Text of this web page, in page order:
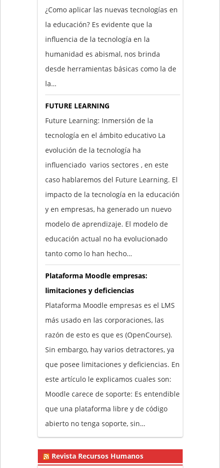
¿Como aplicar las nuevas tecnologías en
la educación? Es evidente que la
influencia de la tecnología en la
humanidad es abismal, nos brinda
desde herramientas básicas como la de
la…
FUTURE LEARNING
Future Learning: Inmersión de la
tecnología en el ámbito educativo La
evolución de la tecnología ha
influenciado varios sectores , en este
caso hablaremos del Future Learning. El
impacto de la tecnología en la educación
y en empresas, ha generado un nuevo
modelo de aprendizaje. El modelo de
educación actual no ha evolucionado
tanto como lo han hecho…
Plataforma Moodle empresas:
limitaciones y deficiencias
Plataforma Moodle empresas es el LMS
más usado en las corporaciones, las
razón de esto es que es (OpenCourse).
Sin embargo, hay varios detractores, ya
que posee limitaciones y deficiencias. En
este artículo le explicamos cuales son:
Moodle carece de soporte: Es entendible
que una plataforma libre y de código
abierto no tenga soporte, sin…
Revista Recursos Humanos